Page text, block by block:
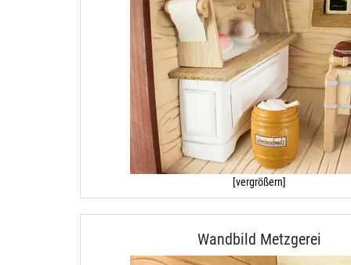
[vergrößern]
Wandbild Metzgerei